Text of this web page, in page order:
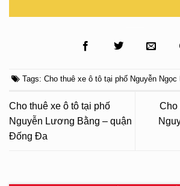
Tags: Cho thuê xe ô tô tại phố Nguyễn
Cho thuê xe ô tô tại phố
Nguyễn Lương Bằng – quận
Đống Đa
Cho